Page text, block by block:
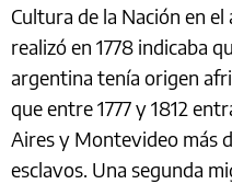
Cultura de la Nación en
realizó en 1778 indicaba
argentina tenía origen
que entre 1777 y 1812
Aires y Montevideo más
esclavos. Una segunda